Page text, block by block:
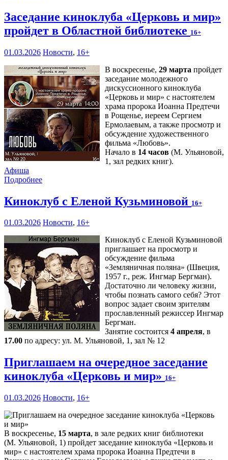
Заседание киноклуба «Церковь и мир»
пройдет в Областной библиотеке 16+
01.03.2026 Новости, 16+
В воскресенье, 29 марта пройдет
заседание молодежного
дискуссионного киноклуба
«Церковь и мир» с настоятелем
храма пророка Иоанна Предтечи
в Рощенье, иереем Сергием
Ермолаевым, а также просмотр и
обсуждение художественного
фильма «Любовь».
Начало в 14 часов (М. Ульяновой,
1, зал редких книг).
Афиша
Подробнее
Киноклуб с Еленой Кузьминовой 16+
01.03.2026 Новости, 16+
Киноклуб с Еленой Кузьминовой
приглашает на просмотр и
обсуждение фильма
«Земляничная поляна» (Швеция,
1957 г., реж. Ингмар Бергман).
Достаточно ли человеку жизни,
чтобы познать самого себя? Этот
вопрос задает своим зрителям
прославленный режиссер Ингмар
Бергман.
Занятие состоится 4 апреля, в
17.00 по адресу: ул. М. Ульяновой, 1, зал № 12
Приглашаем на очередное заседание
киноклуба «Церковь и мир» 16+
01.03.2026 Новости, 16+
В воскресенье, 15 марта, в зале редких книг библиотеки
(М. Ульяновой, 1) пройдет заседание киноклуба «Церковь и
мир» с настоятелем храма пророка Иоанна Предтечи в